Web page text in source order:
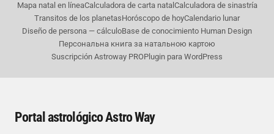
Mapa natal en líneaCalculadora de carta natal Calculadora de sinastría
Transitos de los planetasHoróscopo de hoyCalendario lunar
Diseño de persona — cálculoBase de conocimiento Human Design
Персональна книга за натальною картою
Suscripción Astroway PROPlugin para WordPress
Portal astrológico Astro Way